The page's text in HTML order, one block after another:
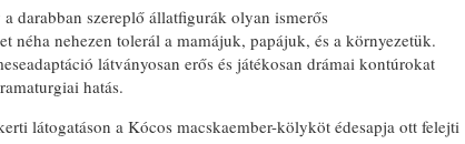
darabban szereplő állatfigurák olyan ismerős
néha nehezen tolerál a mamájuk, papájuk, és a környezetük.
látványosan erős és játékosan drámai kontúrokat
hatás.
látogatáson a Kócos macskaember-kölyköt édesapja ott felejti